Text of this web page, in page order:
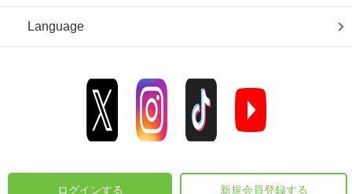
Language
ログインする 新規会員登録する